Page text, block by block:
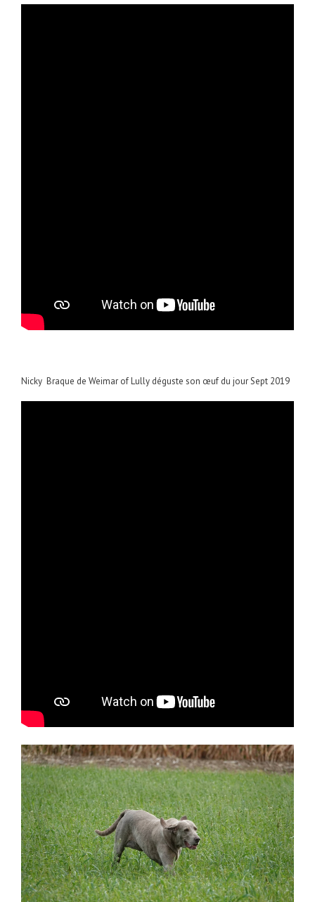
Nicky Braque de Weimar of Lully déguste son œuf du jour Sept 2019